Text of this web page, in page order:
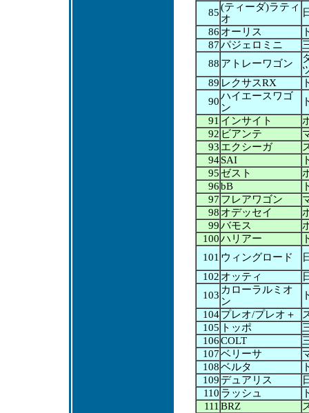
85(ティーダ)ラティ
オ
86 オーリス
87パジェロミニ
88 アトレーワゴン
89 レクサスRX
90ハイエースワゴ
ン
91 インサイト
92 ビアンテ
93 エクシーガ
94 SAI
95 ゼスト
96bB
97 フレアワゴン
98 オデッセイ
99バモス
100ハリアー
101 ウィングロード
102 オッティ
103 カローラルミオ
ン
104 プレオ/プレオ＋
105 トッポ
106COLT
107ベリーサ
108ベルタ
109 デュアリス
110 ラッシュ
111 BRZ